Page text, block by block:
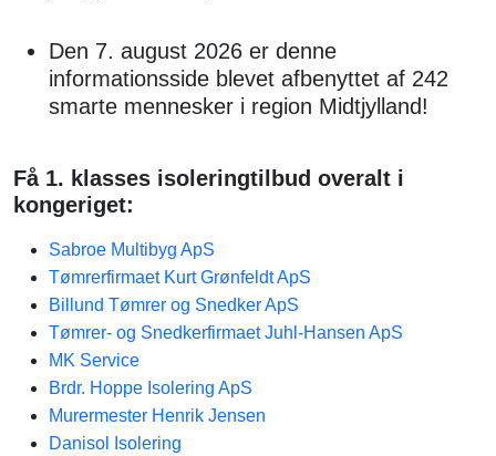
Den 7. august 2026 er denne
informationsside blevet afbenyttet af 242
smarte mennesker i region Midtjylland!
Få 1. klasses isoleringtilbud overalt i
kongeriget:
Sabroe Multibyg ApS
Tømrerfirmaet Kurt Grønfeldt ApS
Billund Tømrer og Snedker ApS
Tømrer- og Snedkerfirmaet Juhl-Hansen ApS
MK Service
Brdr. Hoppe Isolering ApS
Murermester Henrik Jensen
Danisol Isolering